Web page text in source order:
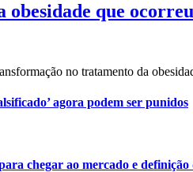
obesidade que
no tratamento da
agora podem ser punidos
chegar ao mercado e definição